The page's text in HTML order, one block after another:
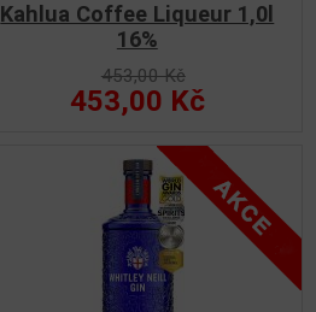
Kahlua Coffee Liqueur 1,0l
16%
453,00 Kč
453,00 Kč